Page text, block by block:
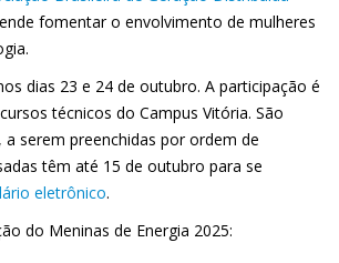
fomentar o envolvimento de mulheres
dias 23 e 24 de outubro. A participação é
técnicos do Campus Vitória. São
a serem preenchidas por ordem de
têm até 15 de outubro para se
eletrônico.
do Meninas de Energia 2025: